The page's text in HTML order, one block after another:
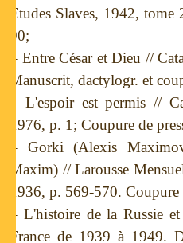
Etudes Slaves, 1942, tome
90;
– Entre César et Dieu //
Manuscrit, dactylogr. et
– L'espoir est permis //
1976, p. 1; Coupure de
– Gorki (Alexis
Maxim) // Larousse
1936, p. 569-570. Coupure
– L'histoire de la Russie
France de 1939 à 1949.